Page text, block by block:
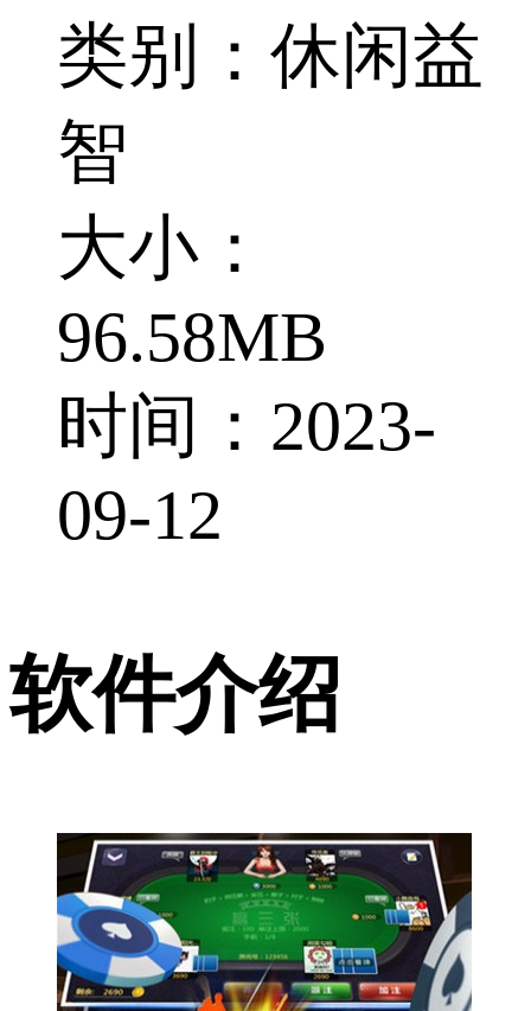
类别：休闲益
智
大小：
96.58MB
时间：2023-
09-12
软件介绍